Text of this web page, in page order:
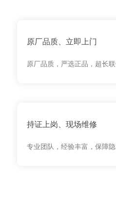
原厂品质、立即上门
原厂品质，严选正品，超长
持证上岗、现场维修
专业团队，经验丰富，保障